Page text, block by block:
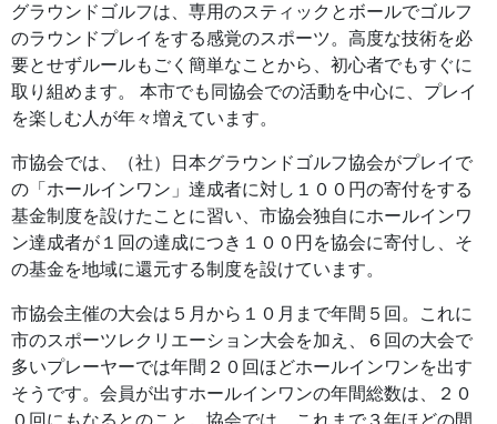
グラウンドゴルフは、専用のスティックとボールでゴルフ
のラウンドプレイをする感覚のスポーツ。高度な技術を必
要とせずルールもごく簡単なことから、初心者でもすぐに
取り組めます。 本市でも同協会での活動を中心に、プレイ
を楽しむ人が年々増えています。
市協会では、（社）日本グラウンドゴルフ協会がプレイで
の「ホールインワン」達成者に対し１００円の寄付をする
基金制度を設けたことに習い、市協会独自にホールインワ
ン達成者が１回の達成につき１００円を協会に寄付し、そ
の基金を地域に還元する制度を設けています。
市協会主催の大会は５月から１０月まで年間５回。これに
市のスポーツレクリエーション大会を加え、６回の大会で
多いプレーヤーでは年間２０回ほどホールインワンを出す
そうです。会員が出すホールインワンの年間総数は、２０
０回にもなるとのこと。協会では、これまで３年ほどの間